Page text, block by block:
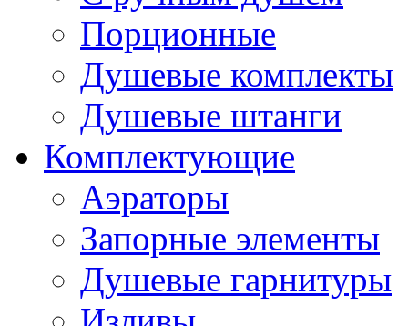
Порционные
Душевые комплекты
Душевые штанги
Комплектующие
Аэраторы
Запорные элементы
Душевые гарнитуры